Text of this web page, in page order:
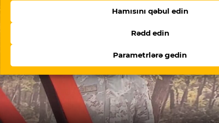
Hamısını qəbul edin
Rədd edin
Parametrlərə gedin